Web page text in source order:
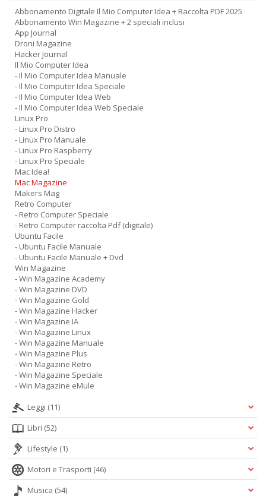
Abbonamento Digitale Il Mio Computer Idea + Raccolta PDF 2025
Abbonamento Win Magazine + 2 speciali inclusi
App Journal
Droni Magazine
Hacker Journal
Il Mio Computer Idea
- Il Mio Computer Idea Manuale
- Il Mio Computer Idea Speciale
- Il Mio Computer Idea Web
- Il Mio Computer Idea Web Speciale
Linux Pro
- Linux Pro Distro
- Linux Pro Manuale
- Linux Pro Raspberry
- Linux Pro Speciale
Mac Idea!
Mac Magazine
Makers Mag
Retro Computer
- Retro Computer Speciale
- Retro Computer raccolta Pdf (digitale)
Ubuntu Facile
- Ubuntu Facile Manuale
- Ubuntu Facile Manuale + Dvd
Win Magazine
- Win Magazine Academy
- Win Magazine DVD
- Win Magazine Gold
- Win Magazine Hacker
- Win Magazine IA
- Win Magazine Linux
- Win Magazine Manuale
- Win Magazine Plus
- Win Magazine Retro
- Win Magazine Speciale
- Win Magazine eMule
Leggi (11)
Libri (52)
Lifestyle (1)
Motori e Trasporti (46)
Musica (54)